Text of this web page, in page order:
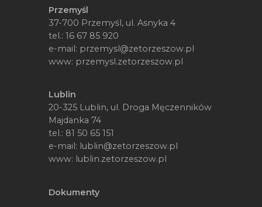
Przemyśl
37-700 Przemyśl, ul. Asnyka 4
tel.: 16 67 85 920
e-mail: przemysl@zetorzeszow.pl
www: przemysl.zetorzeszow.pl
Lublin
20-325 Lublin, ul. Droga Męczenników
Majdanka 74
tel.: 81 50 65 151
e-mail: lublin@zetorzeszow.pl
www: lublin.zetorzeszow.pl
Dokumenty